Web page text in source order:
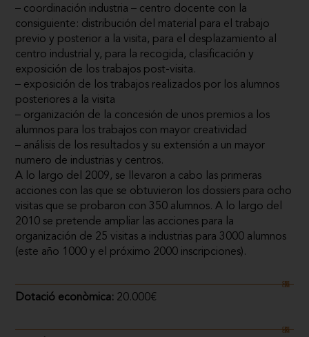
– coordinación industria – centro docente con la
consiguiente: distribución del material para el trabajo
previo y posterior a la visita, para el desplazamiento al
centro industrial y, para la recogida, clasificación y
exposición de los trabajos post-visita.
– exposición de los trabajos realizados por los alumnos
posteriores a la visita
– organización de la concesión de unos premios a los
alumnos para los trabajos con mayor creatividad
– análisis de los resultados y su extensión a un mayor
numero de industrias y centros.
A lo largo del 2009, se llevaron a cabo las primeras
acciones con las que se obtuvieron los dossiers para ocho
visitas que se probaron con 350 alumnos. A lo largo del
2010 se pretende ampliar las acciones para la
organización de 25 visitas a industrias para 3000 alumnos
(este año 1000 y el próximo 2000 inscripciones).
Dotació econòmica: 20.000€